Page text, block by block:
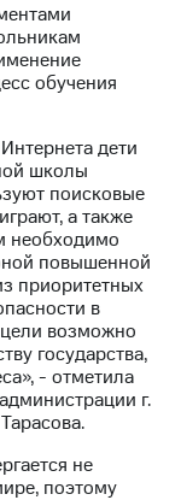
обучения
дети
школы
поисковые
а также
необходимо
повышенной
приоритетных
в
возможно
государства,
- отметила
г.
не
поэтому